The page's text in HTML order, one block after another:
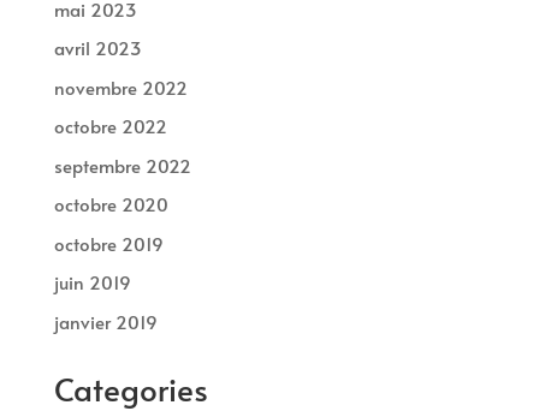
mai 2023
avril 2023
novembre 2022
octobre 2022
septembre 2022
octobre 2020
octobre 2019
juin 2019
janvier 2019
Categories